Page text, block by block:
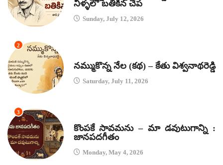
నీళ్ళలో బతికిన చేప
Sunday, July 12, 2026
2
నమ్ముకొన్న నేల (కథ) – కేతు విశ్వనాథరెడ్డి
Saturday, July 11, 2026
3
కొంపకే సావమను – మా డవుటుగాన్ని :
జానపదగీతం
Monday, May 4, 2026